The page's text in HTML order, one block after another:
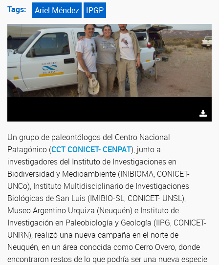
Tags: Ariel Méndez IPGP
Un grupo de paleontólogos del Centro Nacional
Patagónico (CCT CONICET- CENPAT), junto a
investigadores del Instituto de Investigaciones en
Biodiversidad y Medioambiente (INIBIOMA, CONICET-
UNCo), Instituto Multidisciplinario de Investigaciones
Biológicas de San Luis (IMIBIO-SL, CONICET- UNSL),
Museo Argentino Urquiza (Neuquén) e Instituto de
Investigación en Paleobiología y Geología (IIPG, CONICET-
UNRN), realizó una nueva campaña en el norte de
Neuquén, en un área conocida como Cerro Overo, donde
encontraron restos de lo que podría ser una nueva especie